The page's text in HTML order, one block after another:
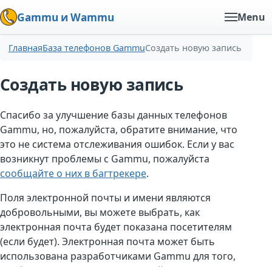
Gammu и Wammu Menu
ГлавнаяБаза телефонов GammuСоздать новую запись
Создать новую запись
Спасибо за улучшение базы данных телефонов
Gammu, но, пожалуйста, обратите внимание, что
это не система отслеживания ошибок. Если у вас
возникнут проблемы с Gammu, пожалуйста
сообщайте о них в багтрекере.
Поля электронной почты и имени являются
добровольными, вы можете выбрать, как
электронная почта будет показана посетителям
(если будет). Электронная почта может быть
использована разработчиками Gammu для того,